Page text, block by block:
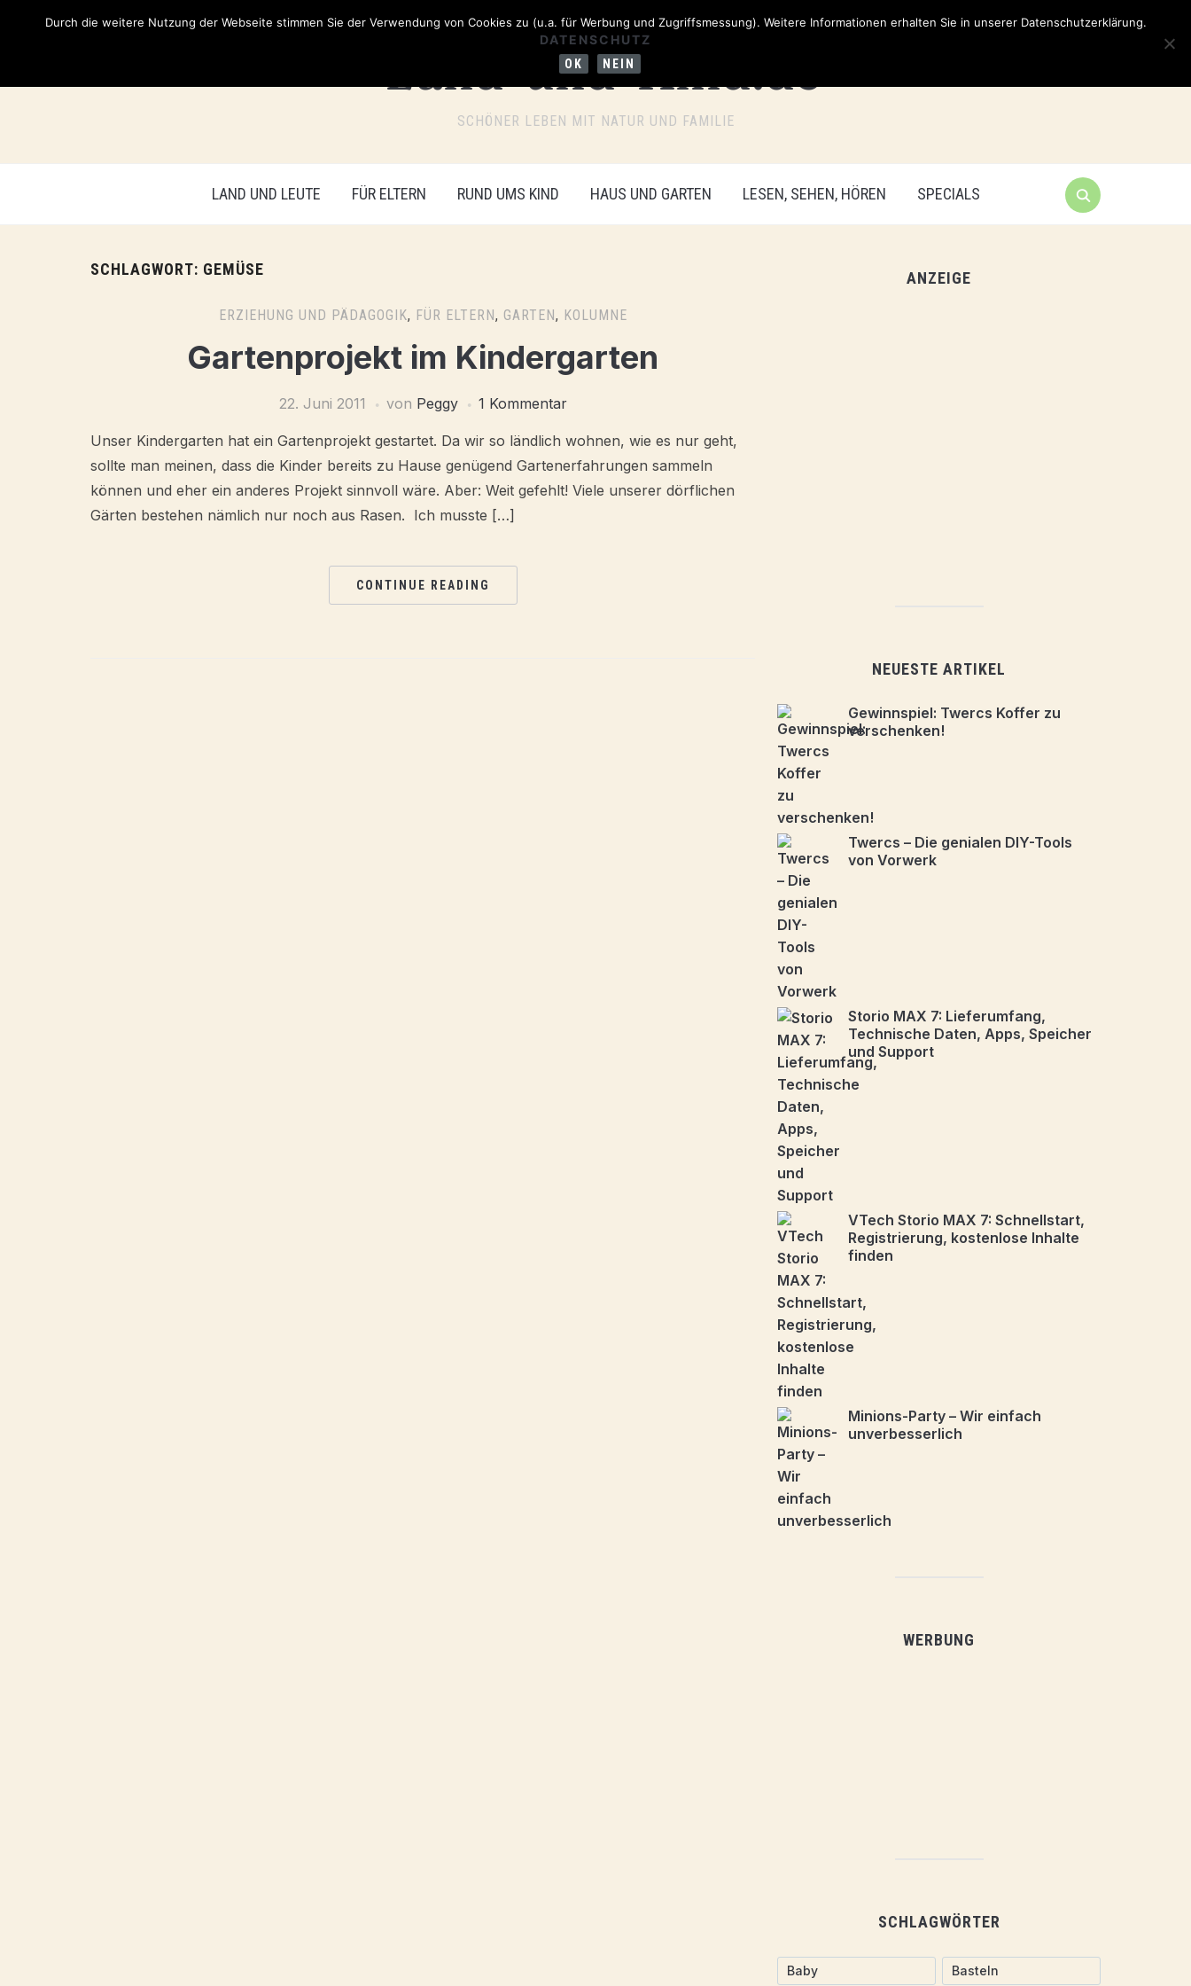
SCHÖNER LEBEN MIT NATUR UND FAMILIE
LAND UND LEUTE FÜR ELTERN RUND UMS KIND HAUS UND GARTEN LESEN, SEHEN, HÖREN SPECIALS
SCHLAGWORT: GEMÜSE
ERZIEHUNG UND PÄDAGOGIK, FÜR ELTERN, GARTEN, KOLUMNE
Gartenprojekt im Kindergarten
22. Juni 2011 von Peggy 1 Kommentar
Unser Kindergarten hat ein Gartenprojekt gestartet. Da wir so ländlich wohnen, wie es nur geht,
sollte man meinen, dass die Kinder bereits zu Hause genügend Gartenerfahrungen sammeln
können und eher ein anderes Projekt sinnvoll wäre. Aber: Weit gefehlt! Viele unserer dörflichen
Gärten bestehen nämlich nur noch aus Rasen. Ich musste […]
CONTINUE READING
ANZEIGE
NEUESTE ARTIKEL
Gewinnspiel: Twercs Koffer zu
verschenken!
Twercs – Die genialen DIY-Tools
von Vorwerk
Storio MAX 7: Lieferumfang,
Technische Daten, Apps, Speicher
und Support
VTech Storio MAX 7: Schnellstart,
Registrierung, kostenlose Inhalte
finden
Minions-Party – Wir einfach
unverbesserlich
WERBUNG
SCHLAGWÖRTER
Baby Basteln
Durch die weitere Nutzung der Webseite stimmen Sie der Verwendung von Cookies zu (u.a. für Werbung und Zugriffsmessung). Weitere Informationen erhalten Sie in unserer Datenschutzerklärung.
DATENSCHUTZ
OK NEIN